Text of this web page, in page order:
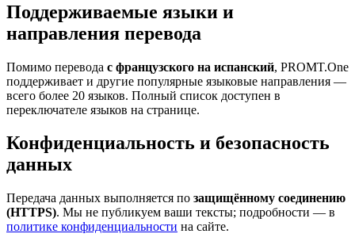
Поддерживаемые языки и
направления перевода
Помимо перевода с французского на испанский, PROMT.One
поддерживает и другие популярные языковые направления —
всего более 20 языков. Полный список доступен в
переключателе языков на странице.
Конфиденциальность и безопасность
данных
Передача данных выполняется по защищённому соединению
(HTTPS). Мы не публикуем ваши тексты; подробности — в
политике конфиденциальности на сайте.